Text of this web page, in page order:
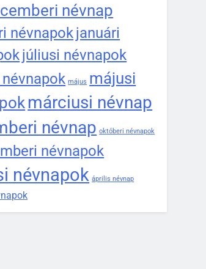
névnap
névnapokjanuári
júliusi névnapok
május májusi
márciusi névnap
névnap októberi névnapok
névnapok
névnapok április névnap